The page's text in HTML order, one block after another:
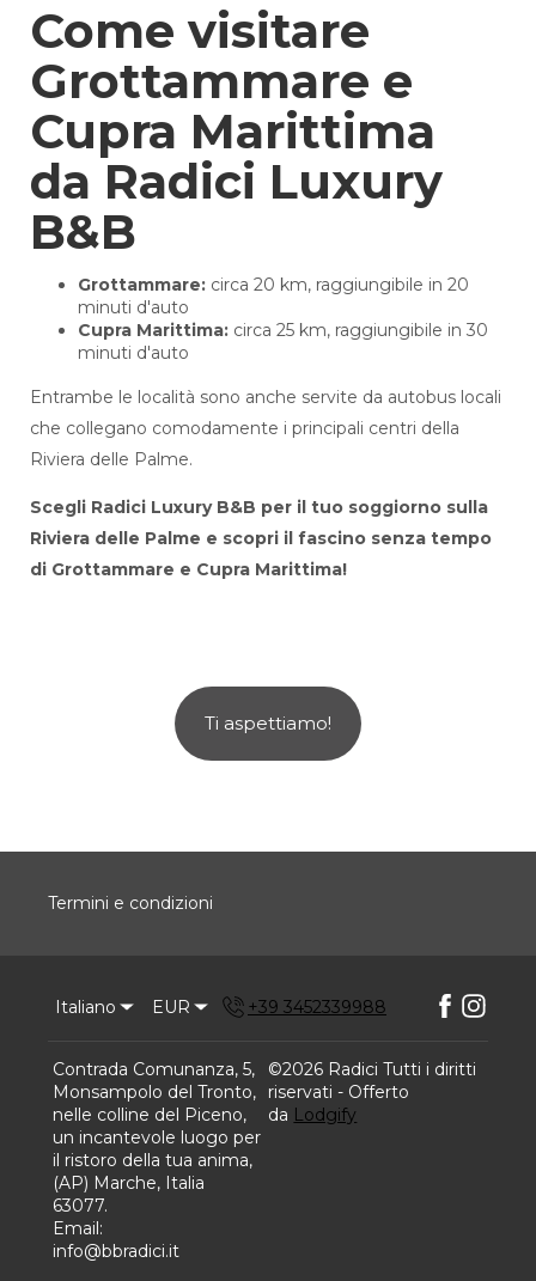
Come visitare
Grottammare e
Cupra Marittima
da Radici Luxury
B&B
Grottammare:circa 20 km, raggiungibile in 20
minuti d'auto
Cupra Marittima:circa 25 km, raggiungibile in 30
minuti d'auto
Entrambe le località sono anche servite da autobus locali
che collegano comodamente i principali centri della
Riviera delle Palme.
Scegli Radici Luxury B&B per il tuo soggiorno sulla
Riviera delle Palme e scopri il fascino senza tempo
di Grottammare e Cupra Marittima!
Ti aspettiamo!
Termini e condizioni
Italiano EUR +39 3452339988
Contrada Comunanza, 5,
Monsampolo del Tronto,
nelle colline del Piceno,
un incantevole luogo per
il ristoro della tua anima,
(AP) Marche, Italia
63077.
Email :
info@bbradici.it
©2026 Radici Tutti i diritti
riservati - Offerto
da Lodgify